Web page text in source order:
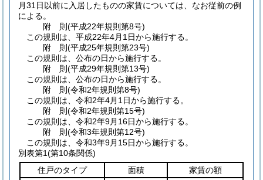
月31日以前に入居したものの家賃については、なお従前の例
による。
附 則(平成22年規則第8号)
この規則は、平成22年4月1日から施行する。
附 則(平成25年規則第23号)
この規則は、公布の日から施行する。
附 則(平成29年規則第13号)
この規則は、公布の日から施行する。
附 則(令和2年規則第8号)
この規則は、令和2年4月1日から施行する。
附 則(令和2年規則第15号)
この規則は、令和2年9月16日から施行する。
附 則(令和3年規則第12号)
この規則は、令和3年9月15日から施行する。
別表第1(第10条関係)
住戸のタイプ
面積
家賃の額